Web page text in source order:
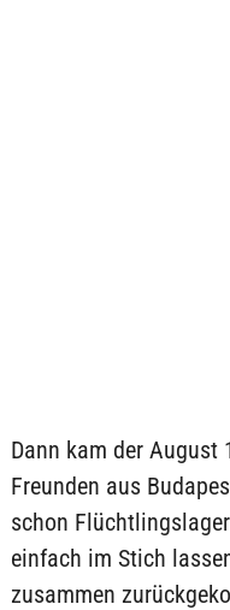
Dann kam der August
Freunden aus
schon
einfach im Stich
zusammen